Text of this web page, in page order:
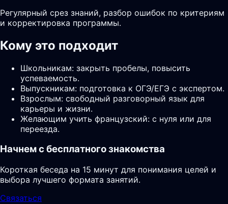
Регулярный срез знаний, разбор ошибок по критериям
и корректировка программы.
Кому это подходит
Школьникам: закрыть пробелы, повысить
успеваемость.
Выпускникам: подготовка к ОГЭ/ЕГЭ с экспертом.
Взрослым: свободный разговорный язык для
карьеры и жизни.
Желающим учить французский: с нуля или для
переезда.
Начнем с бесплатного знакомства
Короткая беседа на 15 минут для понимания целей и
выбора лучшего формата занятий.
Связаться